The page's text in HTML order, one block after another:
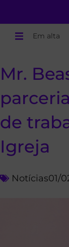
Em alta
Mr.
de
Igreja
Notícias01/